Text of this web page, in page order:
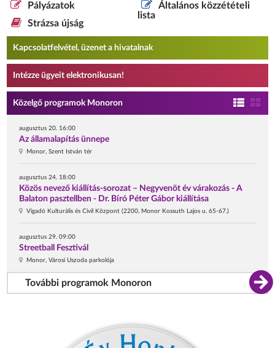
Pályázatok
Strázsa újság
Általános közzétételi
lista
Kapcsolatfelvétel, üzenet a hivatalnak
Intézze ügyeit elektronikusan!
Közelgő programok Monoron
augusztus 20. 16:00
Az államalapítás ünnepe
Monor, Szent István tér
augusztus 24. 18:00
Közös nevező kiállítás-sorozat – Negyvenöt év várakozás - A
Balaton pasztellben - Dr. Bíró Péter Gábor kiállítása
Vigadó Kulturális és Civil Központ (2200, Monor Kossuth Lajos u. 65-67.)
augusztus 29. 09:00
Streetball Fesztivál
Monor, Városi Uszoda parkolója
További programok Monoron